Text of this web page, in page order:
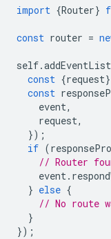
import {Router}
const router =
self.
const {request}
const
event,
request,
});
if (
// Router
event.
} else {
// No route
}
});